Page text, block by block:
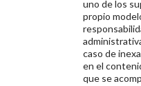
uno de los
propio
caso de
en el
que se